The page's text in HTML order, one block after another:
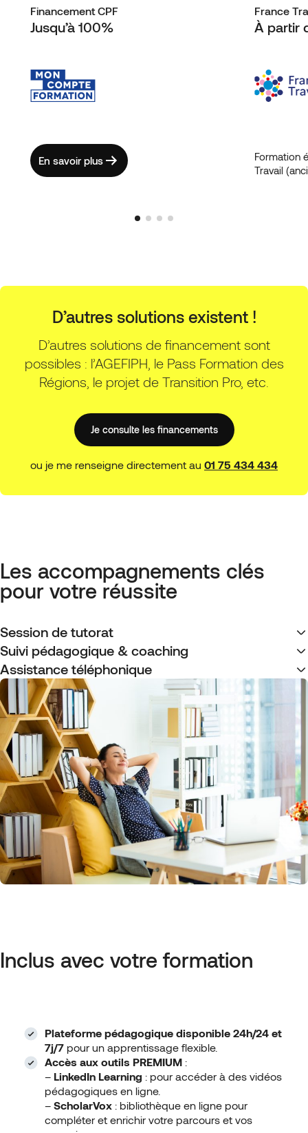
Financement CPF
Jusqu’à 100%
En savoir plus
France
À partir
Formation
Travail
D’autres solutions existent !
D’autres solutions de financement sont
possibles : l’AGEFIPH, le Pass Formation des
Régions, le projet de Transition Pro, etc.
Je consulte les financements
ou je me renseigne directement au 01 75 434 434
Les accompagnements clés
pour votre réussite
Session de tutorat
Suivi pédagogique & coaching
Assistance téléphonique
Inclus avec votre formation
Plateforme pédagogique disponible 24h/24 et
7j/7 pour un apprentissage flexible.
Accès aux outils PREMIUM :
– LinkedIn Learning : pour accéder à des vidéos
pédagogiques en ligne.
–ScholarVox : bibliothèque en ligne pour
compléter et enrichir votre parcours et vos